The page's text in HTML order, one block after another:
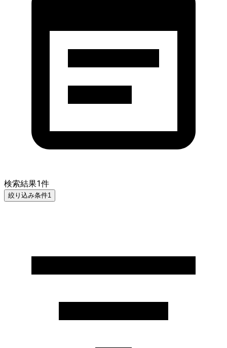
検索結果1件
絞り込み条件1